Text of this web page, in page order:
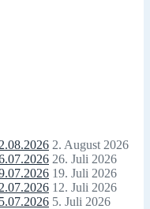
2. August 2026
26. Juli 2026
19. Juli 2026
12. Juli 2026
5. Juli 2026